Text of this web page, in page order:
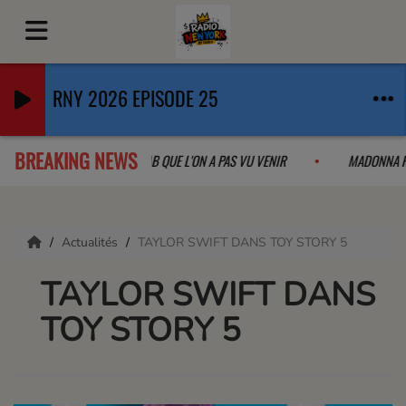
RNY 2026 EPISODE 25
BREAKING NEWS
CARPENTER LA COLLAB QUE L'ON A PAS VU VENIR
Actualités TAYLOR SWIFT DANS TOY STORY 5
TAYLOR SWIFT DANS
TOY STORY 5